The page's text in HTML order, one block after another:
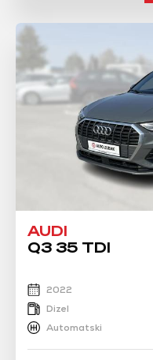
AUDI
Q3 35 TDI
2022
Dizel
Automatski